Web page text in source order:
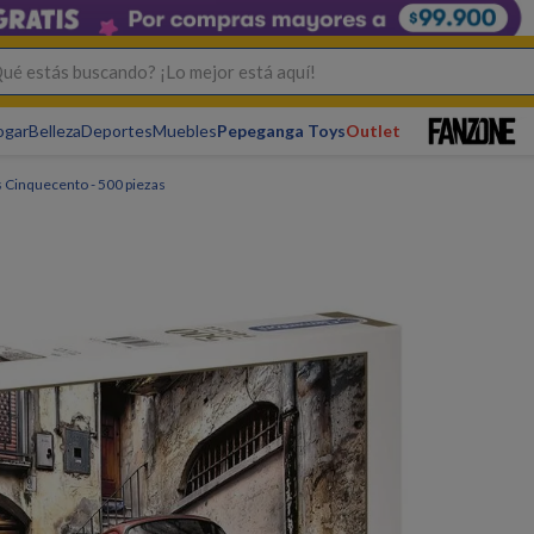
buscando? ¡Lo mejor está aquí!
BellezaDeportesMueblesPepeganga ToysOutlet
Cinquecento - 500 piezas